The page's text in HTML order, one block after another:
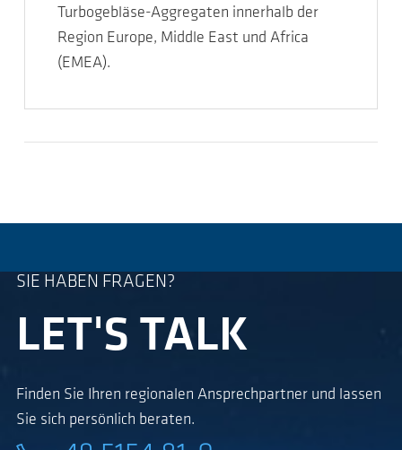
Turbogebläse-Aggregaten innerhalb der
Region Europe, Middle East und Africa
(EMEA).
SIE HABEN FRAGEN?
LET'S TALK
Finden Sie Ihren regionalen Ansprechpartner und lassen
Sie sich persönlich beraten.